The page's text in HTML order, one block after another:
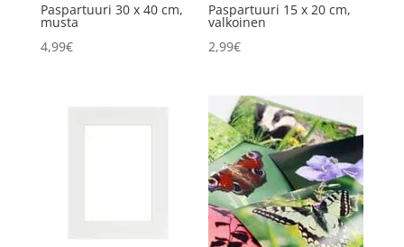
Paspartuuri 30 x 40 cm,
musta
4,99€
Paspartuuri 15 x 20 cm,
valkoinen
2,99€